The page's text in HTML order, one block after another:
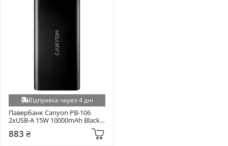
Відправка через 4 дні
Павербанк Canyon PB-106
2xUSB-A 15W 10000mAh Black
883 ₴